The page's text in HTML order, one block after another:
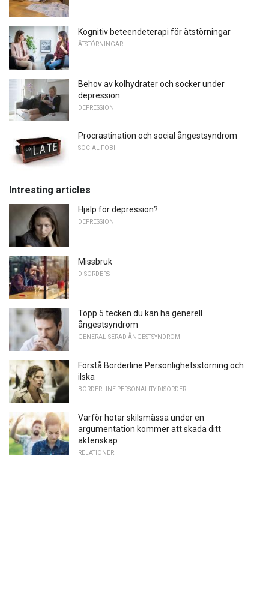
Kognitiv beteendeterapi för ätstörningar
ÄTSTÖRNINGAR
Behov av kolhydrater och socker under
depression
DEPRESSION
Procrastination och social ångestsyndrom
SOCIAL FOBI
Intresting articles
Hjälp för depression?
DEPRESSION
Missbruk
DISORDERS
Topp 5 tecken du kan ha generell
ångestsyndrom
GENERALISERAD ÅNGESTSYNDROM
Förstå Borderline Personlighetsstörning och
ilska
BORDERLINE PERSONALITY DISORDER
Varför hotar skilsmässa under en
argumentation kommer att skada ditt
äktenskap
RELATIONER